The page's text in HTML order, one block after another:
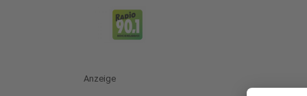
Anzeige